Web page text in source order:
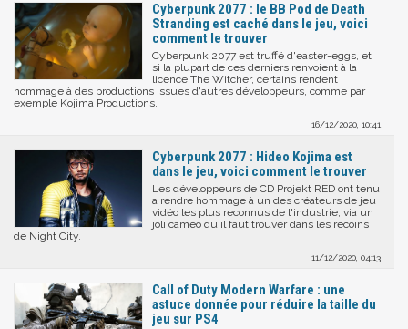
Cyberpunk 2077 : le BB Pod de Death
Stranding est caché dans le jeu, voici
comment le trouver
Cyberpunk 2077 est truffé d'easter-eggs, et
si la plupart de ces derniers renvoient à la
licence The Witcher, certains rendent
hommage à des productions issues d'autres développeurs, comme par
exemple Kojima Productions.
16/12/2020, 10:41
Cyberpunk 2077 : Hideo Kojima est
dans le jeu, voici comment le trouver
Les développeurs de CD Projekt RED ont tenu
a rendre hommage à un des créateurs de jeu
vidéo les plus reconnus de l'industrie, via un
joli caméo qu'il faut trouver dans les recoins
de Night City.
11/12/2020, 04:13
Call of Duty Modern Warfare : une
astuce donnée pour réduire la taille du
jeu sur PS4